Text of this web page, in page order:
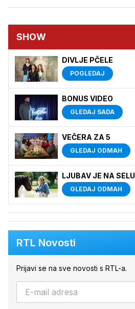
SHOW
DIVLJE PČELE
POGLEDAJ
BONUS VIDEO
GLEDAJ SADA
VEČERA ZA 5
GLEDAJ ODMAH
LJUBAV JE NA SELU
GLEDAJ ODMAH
RTL Novosti
Prijavi se na sve novosti s RTL-a.